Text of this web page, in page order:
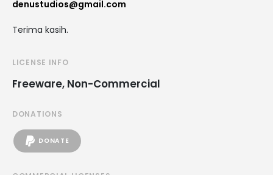
denustudios@gmail.com
Terima kasih.
LICENSE INFO
Freeware, Non-Commercial
DONATIONS
DONATE